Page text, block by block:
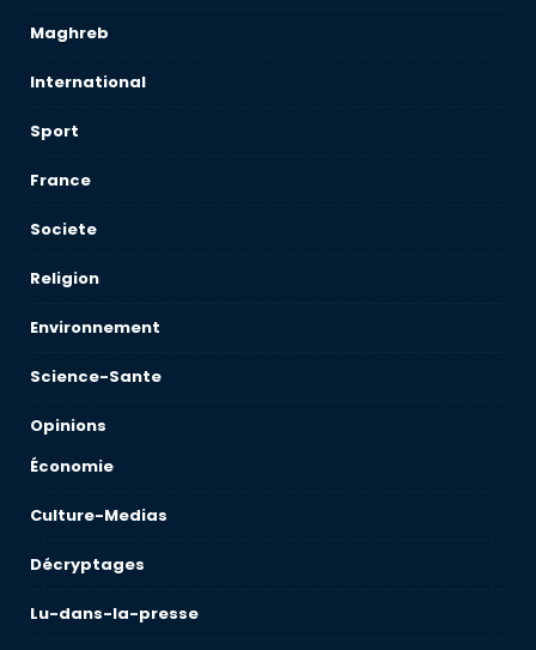
Maghreb
International
Sport
France
Societe
Religion
Environnement
Science-Sante
Opinions
Économie
Culture-Medias
Décryptages
Lu-dans-la-presse